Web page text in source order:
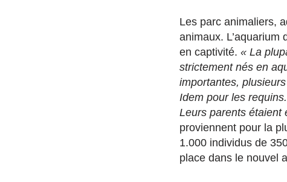
Les parc animaliers,
animaux. L’aquarium
en captivité. « La
strictement nés en
importantes,
Idem pour les
Leurs parents étaient
proviennent pour la
1.000 individus de
place dans le nouvel